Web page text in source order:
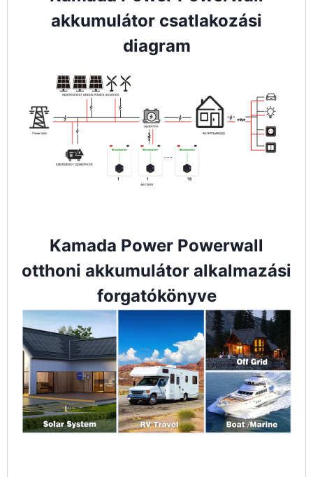
akkumulátor csatlakozási
diagram
Kamada Power Powerwall
otthoni akkumulátor alkalmazási
forgatókönyve